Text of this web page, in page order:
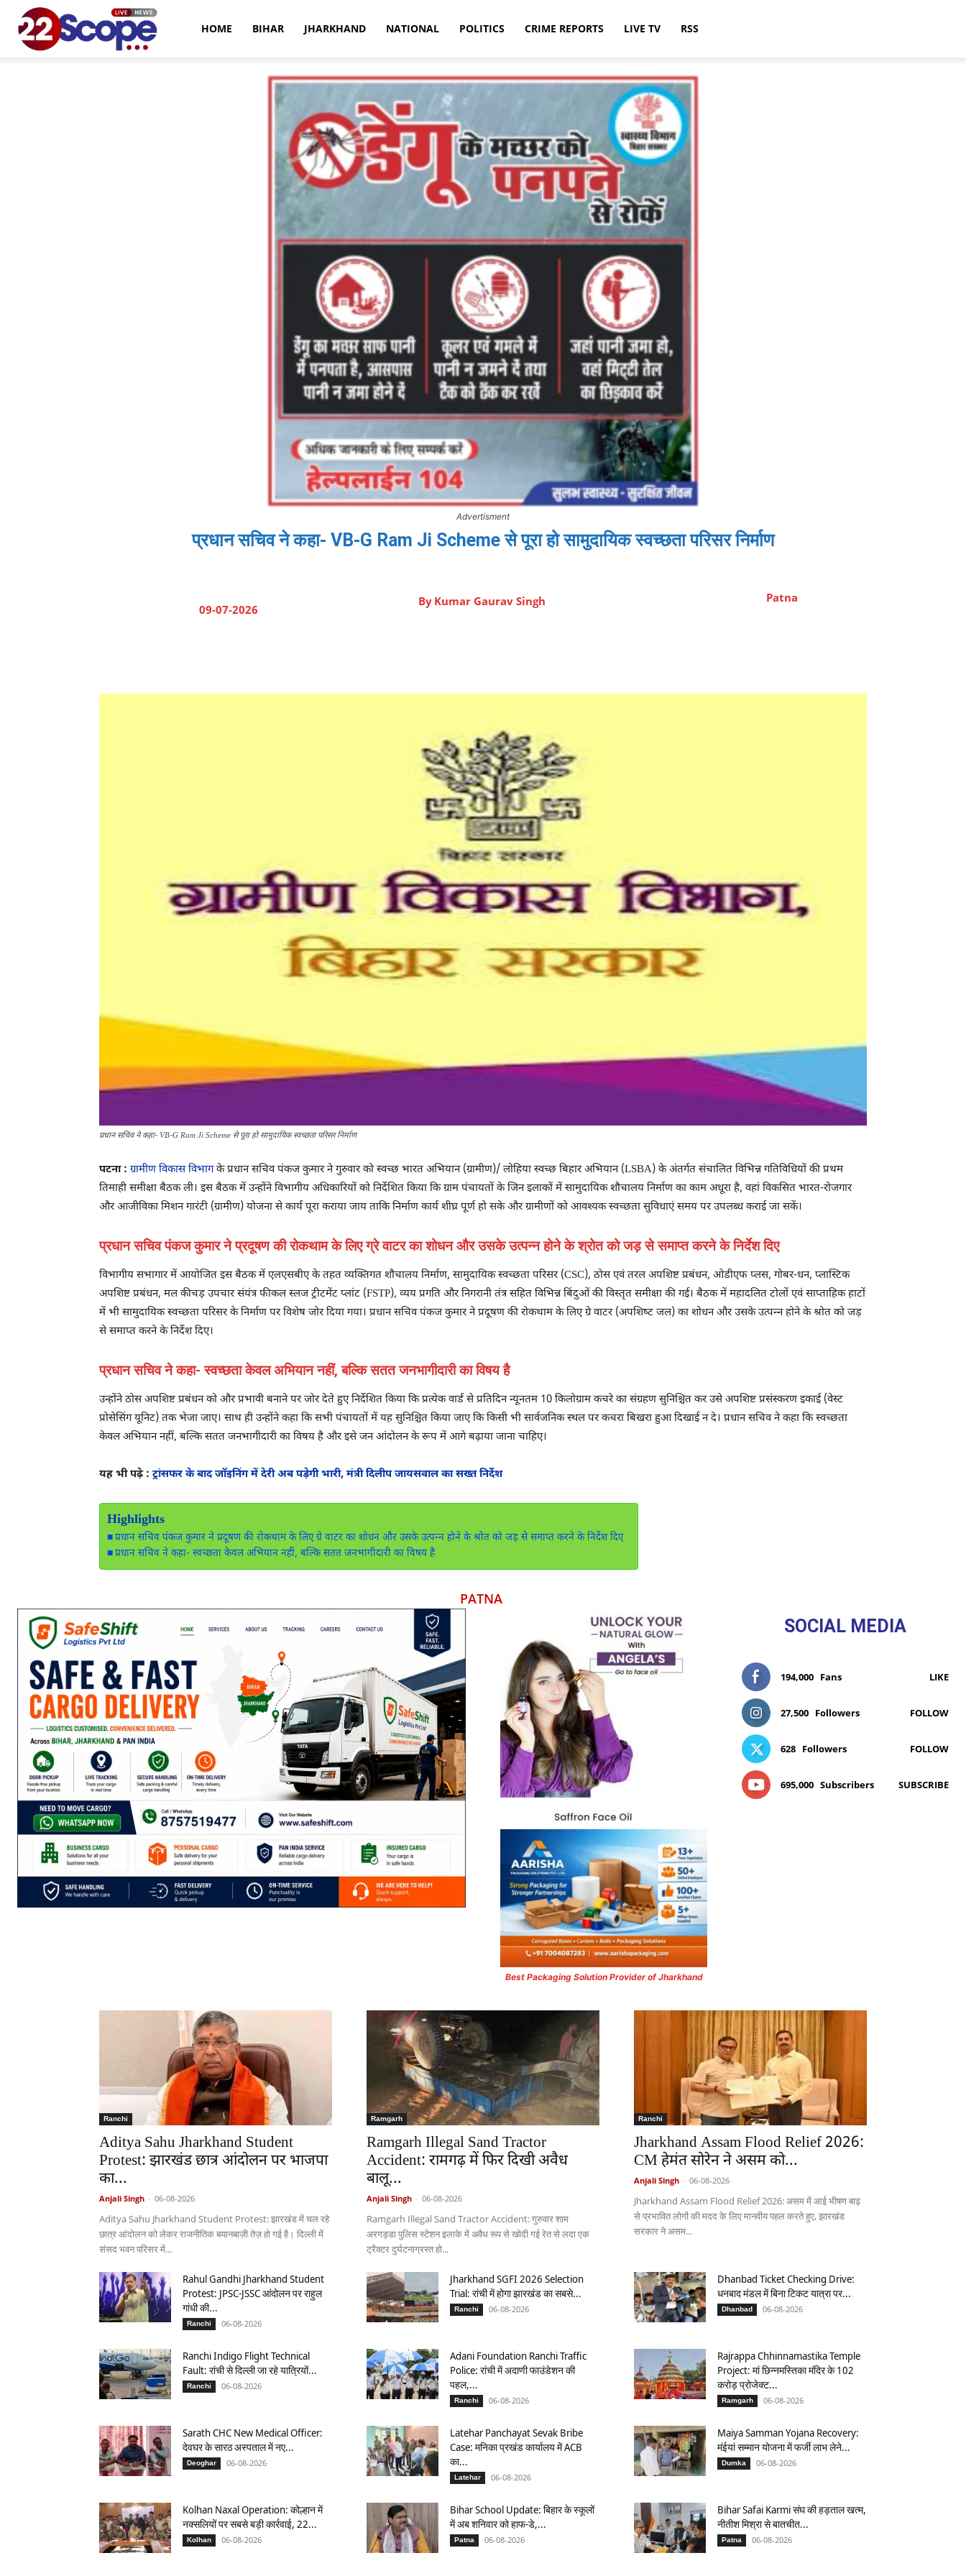
HOME BIHAR JHARKHAND NATIONAL POLITICS CRIME REPORTS LIVE TV RSS
Advertisment
प्रधान सचिव ने कहा- VB-G Ram Ji Scheme से पूरा हो सामुदायिक स्वच्छता परिसर निर्माण
09-07-2026
By Kumar Gaurav Singh Patna
प्रधान सचिव ने कहा- VB-G Ram Ji Scheme से पूरा हो सामुदायिक स्वच्छता परिसर निर्माण
पटना : ग्रामीण विकास विभागके प्रधान सचिव पंकज कुमार ने गुरुवार को स्‍वच्‍छ भारत अभियान (ग्रामीण)/ लोहिया स्वच्छ बिहार अभियान (LSBA) के अंतर्गत संचालित विभिन्न गतिविधियों की प्रथम
तिमाही समीक्षा बैठक ली। इस बैठक में उन्होंने विभागीय अधिकारियों को निर्देशित किया कि ग्राम पंचायतों के जिन इलाकों में सामुदायिक शौचालय निर्माण का काम अधूरा है, वहां विकसित भारत-रोजगार
और आजीविका मिशन गारंटी (ग्रामीण) योजना से कार्य पूरा कराया जाय ताकि निर्माण कार्य शीघ्र पूर्ण हो सके और ग्रामीणों को आवश्यक स्वच्छता सुविधाएं समय पर उपलब्ध कराई जा सकें।
प्रधान सचिव पंकज कुमार ने प्रदूषण की रोकथाम के लिए ग्रे वाटर का शोधन और उसके उत्‍पन्‍न होने के श्रोत को जड़ से समाप्त करने के निर्देश दिए
विभागीय सभागार में आयोजित इस बैठक में एलएसबीए के तहत व्यक्तिगत शौचालय निर्माण, सामुदायिक स्वच्छता परिसर (CSC), ठोस एवं तरल अपशिष्ट प्रबंधन, ओडीएफ प्लस, गोबर-धन, प्लास्टिक
अपशिष्ट प्रबंधन, मल कीचड़ उपचार संयंत्र फीकल स्लज ट्रीटमेंट प्लांट (FSTP), व्यय प्रगति और निगरानी तंत्र सहित विभिन्न बिंदुओं की विस्तृत समीक्षा की गई। बैठक में महादलित टोलों एवं साप्‍ताहिक हाटों
में भी सामुदायिक स्‍वच्‍छता परिसर के निर्माण पर विशेष जोर दिया गया। प्रधान सचिव पंकज कुमार ने प्रदूषण की रोकथाम के लिए ग्रे वाटर (अपशिष्‍ट जल) का शोधन और उसके उत्‍पन्‍न होने के श्रोत को जड़
से समाप्त करने के निर्देश दिए।
प्रधान सचिव ने कहा- स्वच्छता केवल अभियान नहीं, बल्कि सतत जनभागीदारी का विषय है
उन्होंने ठोस अपशिष्ट प्रबंधन को और प्रभावी बनाने पर जोर देते हुए निर्देशित किया कि प्रत्येक वार्ड से प्रतिदिन न्यूनतम 10 किलोग्राम कचरे का संग्रहण सुनिश्चित कर उसे अपशिष्ट प्रसंस्करण इकाई (वेस्ट
प्रोसेसिंग यूनिट) तक भेजा जाए। साथ ही उन्होंने कहा कि सभी पंचायतों में यह सुनिश्चित किया जाए कि किसी भी सार्वजनिक स्थल पर कचरा बिखरा हुआ दिखाई न दे। प्रधान सचिव ने कहा कि स्वच्छता
केवल अभियान नहीं, बल्कि सतत जनभागीदारी का विषय है और इसे जन आंदोलन के रूप में आगे बढ़ाया जाना चाहिए।
यह भी पढ़े : ट्रांसफर के बाद जॉइनिंग में देरी अब पड़ेगी भारी, मंत्री दिलीप जायसवाल का सख्त निर्देश
Highlights
प्रधान सचिव पंकज कुमार ने प्रदूषण की रोकथाम के लिए ग्रे वाटर का शोधन और उसके उत्‍पन्‍न होने के श्रोत को जड़ से समाप्त करने के निर्देश दिए
प्रधान सचिव ने कहा- स्वच्छता केवल अभियान नहीं, बल्कि सतत जनभागीदारी का विषय है
PATNA
Best Packaging Solution Provider of Jharkhand
SOCIAL MEDIA
194,000 Fans LIKE
27,500 Followers FOLLOW
628 Followers FOLLOW
695,000 Subscribers SUBSCRIBE
Ranchi
Aditya Sahu Jharkhand Student
Protest: झारखंड छात्र आंदोलन पर भाजपा
का...
Anjali Singh - 06-08-2026
Aditya Sahu Jharkhand Student Protest: झारखंड में चल रहे
छात्र आंदोलन को लेकर राजनीतिक बयानबाज़ी तेज़ हो गई है। दिल्ली में
संसद भवन परिसर में...
Ramgarh
Ramgarh Illegal Sand Tractor
Accident: रामगढ़ में फिर दिखी अवैध
बालू...
Anjali Singh - 06-08-2026
Ramgarh Illegal Sand Tractor Accident: गुरुवार शाम
अरगड्डा पुलिस स्टेशन इलाके में अवैध रूप से खोदी गई रेत से लदा एक
ट्रैक्टर दुर्घटनाग्रस्त हो...
Ranchi
Jharkhand Assam Flood Relief 2026:
CM हेमंत सोरेन ने असम को...
Anjali Singh - 06-08-2026
Jharkhand Assam Flood Relief 2026: असम में आई भीषण बाढ़
से प्रभावित लोगों की मदद के लिए मानवीय पहल करते हुए, झारखंड
सरकार ने असम...
Rahul Gandhi Jharkhand Student
Protest: JPSC-JSSC आंदोलन पर राहुल
गांधी की...
Ranchi 06-08-2026
Jharkhand SGFI 2026 Selection
Trial: रांची में होगा झारखंड का सबसे...
Ranchi 06-08-2026
Dhanbad Ticket Checking Drive:
धनबाद मंडल में बिना टिकट यात्रा पर...
Dhanbad 06-08-2026
Ranchi Indigo Flight Technical
Fault: रांची से दिल्ली जा रहे यात्रियों...
Ranchi 06-08-2026
Adani Foundation Ranchi Traffic
Police: रांची में अदाणी फाउंडेशन की
पहल,...
Ranchi 06-08-2026
Rajrappa Chhinnamastika Temple
Project: मां छिन्नमस्तिका मंदिर के 102
करोड़ प्रोजेक्ट...
Ramgarh 06-08-2026
Sarath CHC New Medical Officer:
देवघर के सारठ अस्पताल में नए...
Deoghar 06-08-2026
Latehar Panchayat Sevak Bribe
Case: मनिका प्रखंड कार्यालय में ACB
का...
Latehar 06-08-2026
Maiya Samman Yojana Recovery:
मंईयां सम्मान योजना में फर्जी लाभ लेने...
Dumka 06-08-2026
Kolhan Naxal Operation: कोल्हान में
नक्सलियों पर सबसे बड़ी कार्रवाई, 22...
Kolhan 06-08-2026
Bihar School Update: बिहार के स्कूलों
में अब शनिवार को हाफ-डे,...
Patna 06-08-2026
Bihar Safai Karmi संघ की हड़ताल खत्म,
नीतीश मिश्रा से बातचीत...
Patna 06-08-2026